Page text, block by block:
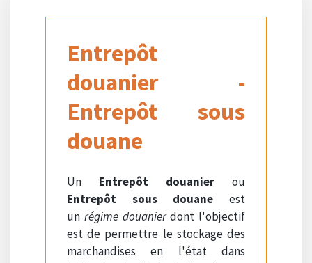
Entrepôt
douanier -
Entrepôt sous
douane
Un Entrepôt douanier ou
Entrepôt sous douane est
un régime douanierdont l'objectif
est de permettre le stockage des
marchandises en l'état dans